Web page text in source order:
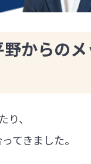
からの
、
てきました。